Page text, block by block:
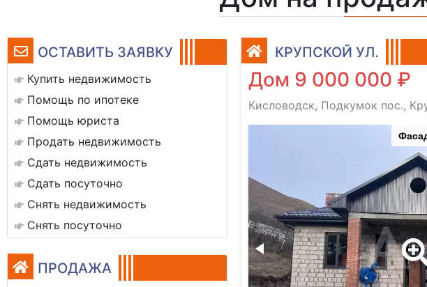
ОСТАВИТЬ ЗАЯВКУ
Купить недвижимость
Помощь по ипотеке
Помощь юриста
Продать недвижимость
Сдать недвижимость
Сдать посуточно
Снять недвижимость
Снять посуточно
ПРОДАЖА
КРУПСКОЙ УЛ.
Дом 9 000 000 ₽
Кисловодск, Подкумок пос.,